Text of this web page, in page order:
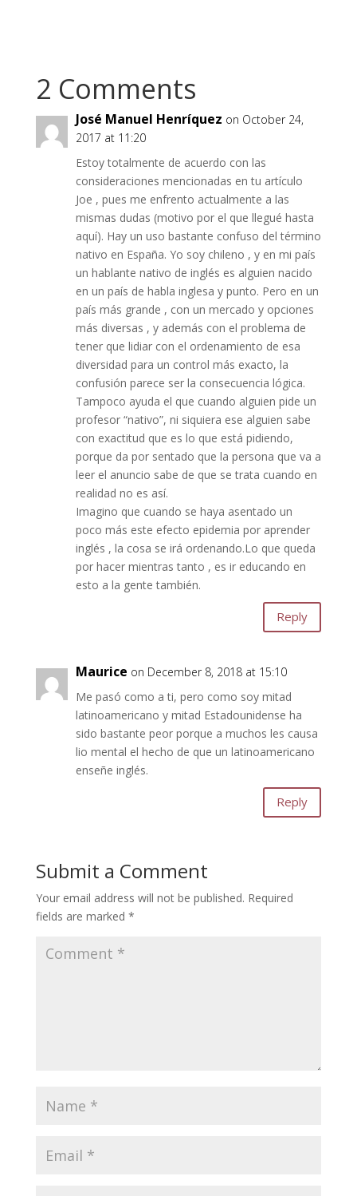
2 Comments
José Manuel Henríquez on October 24,
2017 at 11:20
Estoy totalmente de acuerdo con las
consideraciones mencionadas en tu artículo
Joe , pues me enfrento actualmente a las
mismas dudas (motivo por el que llegué hasta
aquí). Hay un uso bastante confuso del término
nativo en España. Yo soy chileno , y en mi país
un hablante nativo de inglés es alguien nacido
en un país de habla inglesa y punto. Pero en un
país más grande , con un mercado y opciones
más diversas , y además con el problema de
tener que lidiar con el ordenamiento de esa
diversidad para un control más exacto, la
confusión parece ser la consecuencia lógica.
Tampoco ayuda el que cuando alguien pide un
profesor “nativo”, ni siquiera ese alguien sabe
con exactitud que es lo que está pidiendo,
porque da por sentado que la persona que va a
leer el anuncio sabe de que se trata cuando en
realidad no es así.
Imagino que cuando se haya asentado un
poco más este efecto epidemia por aprender
inglés , la cosa se irá ordenando.Lo que queda
por hacer mientras tanto , es ir educando en
esto a la gente también.
Reply
Maurice on December 8, 2018 at 15:10
Me pasó como a ti, pero como soy mitad
latinoamericano y mitad Estadounidense ha
sido bastante peor porque a muchos les causa
lio mental el hecho de que un latinoamericano
enseñe inglés.
Reply
Submit a Comment
Your email address will not be published. Required
fields are marked *